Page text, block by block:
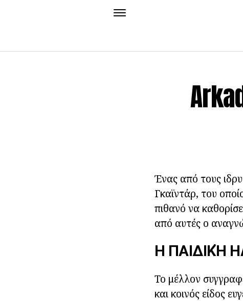
Ένας από τους
Γκαϊντάρ, του
πιθανό να
από αυτές ο
Η ΠΑΙΔΙΚΉ
Το μέλλον
και κοινός είδος